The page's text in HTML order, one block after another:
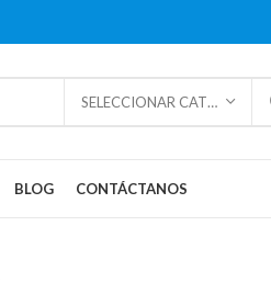
SELECCIONAR CATEGORÍAS
BLOG CONTÁCTANOS